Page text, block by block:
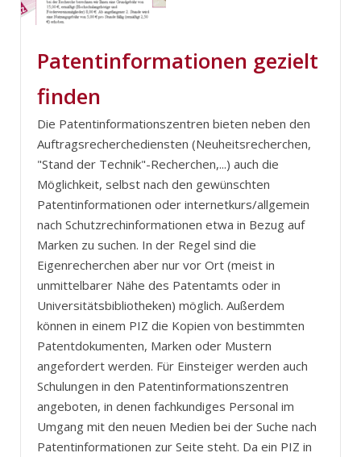
Patentinformationen gezielt
finden
Die Patentinformationszentren bieten neben den
Auftragsrecherchediensten (Neuheitsrecherchen,
"Stand der Technik"-Recherchen,...) auch die
Möglichkeit, selbst nach den gewünschten
Patentinformationen oder internetkurs/allgemein
nach Schutzrechinformationen etwa in Bezug auf
Marken zu suchen. In der Regel sind die
Eigenrecherchen aber nur vor Ort (meist in
unmittelbarer Nähe des Patentamts oder in
Universitätsbibliotheken) möglich. Außerdem
können in einem PIZ die Kopien von bestimmten
Patentdokumenten, Marken oder Mustern
angefordert werden. Für Einsteiger werden auch
Schulungen in den Patentinformationszentren
angeboten, in denen fachkundiges Personal im
Umgang mit den neuen Medien bei der Suche nach
Patentinformationen zur Seite steht. Da ein PIZ in